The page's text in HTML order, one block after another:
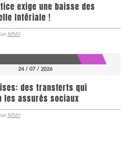
exige une baisse des
Intériale !
MNH
24 / 07 / 2026
des transferts qui
assurés sociaux
MNH